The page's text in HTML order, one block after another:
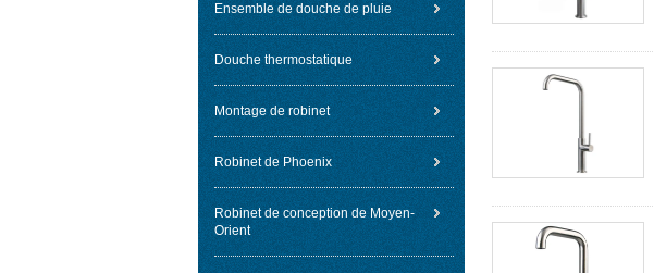
Ensemble de douche de pluie
Douche thermostatique
Montage de robinet
Robinet de Phoenix
Robinet de conception de Moyen-
Orient